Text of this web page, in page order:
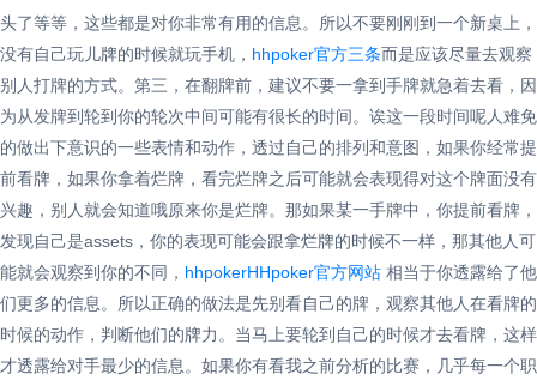
头了等等，这些都是对你非常有用的信息。所以不要刚刚到一个新桌上，
没有自己玩儿牌的时候就玩手机， hhpoker官方三条而是应该尽量去观察
别人打牌的方式。第三，在翻牌前，建议不要一拿到手牌就急着去看，因
为从发牌到轮到你的轮次中间可能有很长的时间。诶这一段时间呢人难免
的做出下意识的一些表情和动作，透过自己的排列和意图，如果你经常提
前看牌，如果你拿着烂牌，看完烂牌之后可能就会表现得对这个牌面没有
兴趣，别人就会知道哦原来你是烂牌。那如果某一手牌中，你提前看牌，
发现自己是assets，你的表现可能会跟拿烂牌的时候不一样，那其他人可
能就会观察到你的不同， hhpokerHHpoker官方网站 相当于你透露给了他
们更多的信息。所以正确的做法是先别看自己的牌，观察其他人在看牌的
时候的动作，判断他们的牌力。当马上要轮到自己的时候才去看牌，这样
才透露给对手最少的信息。如果你有看我之前分析的比赛，几乎每一个职